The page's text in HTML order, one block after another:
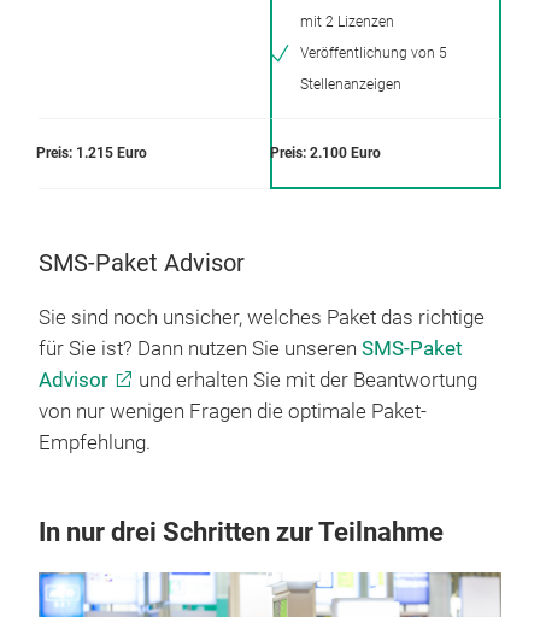
Preis: 1.215 Euro
mit 2 Lizenzen
Veröffentlichung von 5
Stellenanzeigen
Preis: 2.100 Euro
SMS-Paket Advisor
Sie sind noch unsicher, welches Paket das richtige
für Sie ist? Dann nutzen Sie unseren SMS-Paket
Advisor
und erhalten Sie mit der Beantwortung
von nur wenigen Fragen die optimale Paket-
Empfehlung.
In nur drei Schritten zur Teilnahme